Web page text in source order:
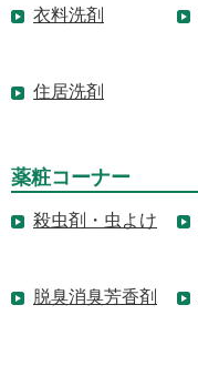
衣料洗剤
住居洗剤
薬粧コーナー
殺虫剤・虫よけ
脱臭消臭芳香剤